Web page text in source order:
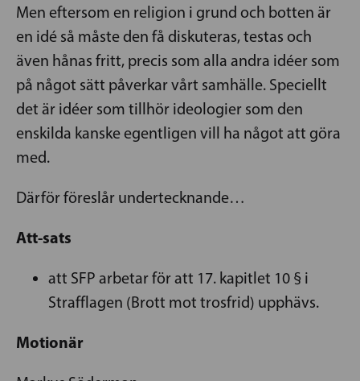
Men eftersom en religion i grund och botten är
en idé så måste den få diskuteras, testas och
även hånas fritt, precis som alla andra idéer som
på något sätt påverkar vårt samhälle. Speciellt
det är idéer som tillhör ideologier som den
enskilda kanske egentligen vill ha något att göra
med.
Därför föreslår undertecknande…
Att-sats
att SFP arbetar för att 17. kapitlet 10 § i
Strafflagen (Brott mot trosfrid) upphävs.
Motionär